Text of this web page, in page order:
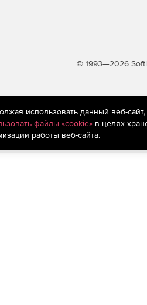
© 1993—2026
применяются
относящихся к
использовать данный веб-
файлы «cookie»в целях
работы веб-сайта.